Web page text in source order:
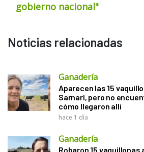
gobierno nacional"
Noticias relacionadas
Ganadería
Aparecen las 15
Sarnari, pero no
cómo llegaron allí
hace 1 día
Ganadería
Robaron 15 vaquillonas